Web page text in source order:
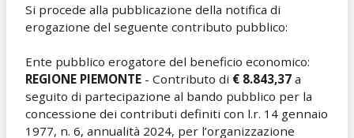
Si procede alla pubblicazione della notifica di
erogazione del seguente contributo pubblico:
Ente pubblico erogatore del beneficio economico:
REGIONE PIEMONTE - Contributo di € 8.843,37 a
seguito di partecipazione al bando pubblico per la
concessione dei contributi definiti con l.r. 14 gennaio
1977, n. 6, annualità 2024, per l’organizzazione